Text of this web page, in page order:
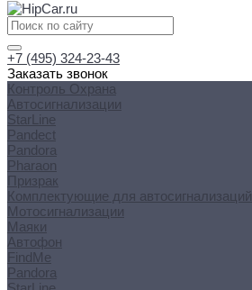
+7 (495) 324-23-43
Заказать звонок
Контроль Охрана
Автосигнализации
StarLine
Pandect
Pandora
Pharaon
Призрак
Комплектующие для автосигнализаций
Мотосигнализации
Маяки
Автофон
FindMe
Pandora